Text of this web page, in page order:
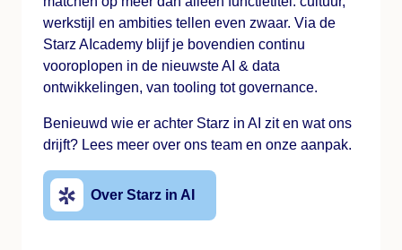
werkstijl en ambities tellen even zwaar. Via de
Starz AIcademy blijf je bovendien continu
vooroplopen in de nieuwste AI & data
ontwikkelingen, van tooling tot governance.
Benieuwd wie er achter Starz in AI zit en wat ons
drijft? Lees meer over ons team en onze aanpak.
Over Starz in AI